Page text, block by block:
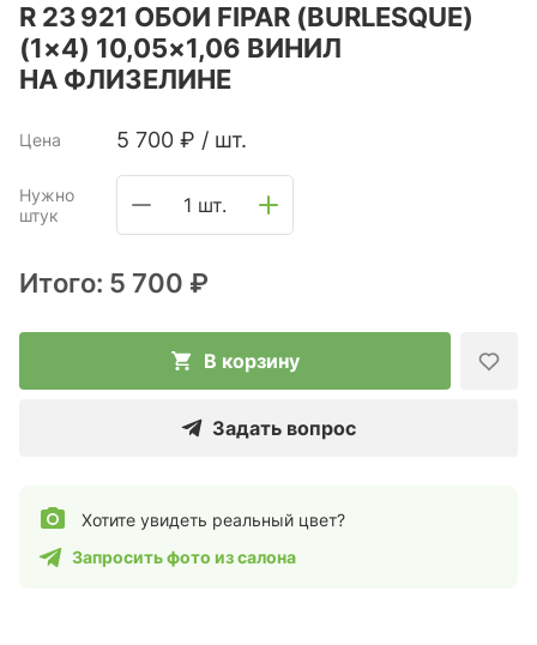
R 23 921 ОБОИ FIPAR (BURLESQUE)
(1×4) 10,05×1,06 ВИНИЛ
НА ФЛИЗЕЛИНЕ
Цена 5 700 ₽ / шт.
Нужно
штук
1 шт.
Итого: 5 700 ₽
В корзину
Задать вопрос
Хотите увидеть реальный цвет?
Запросить фото из салона